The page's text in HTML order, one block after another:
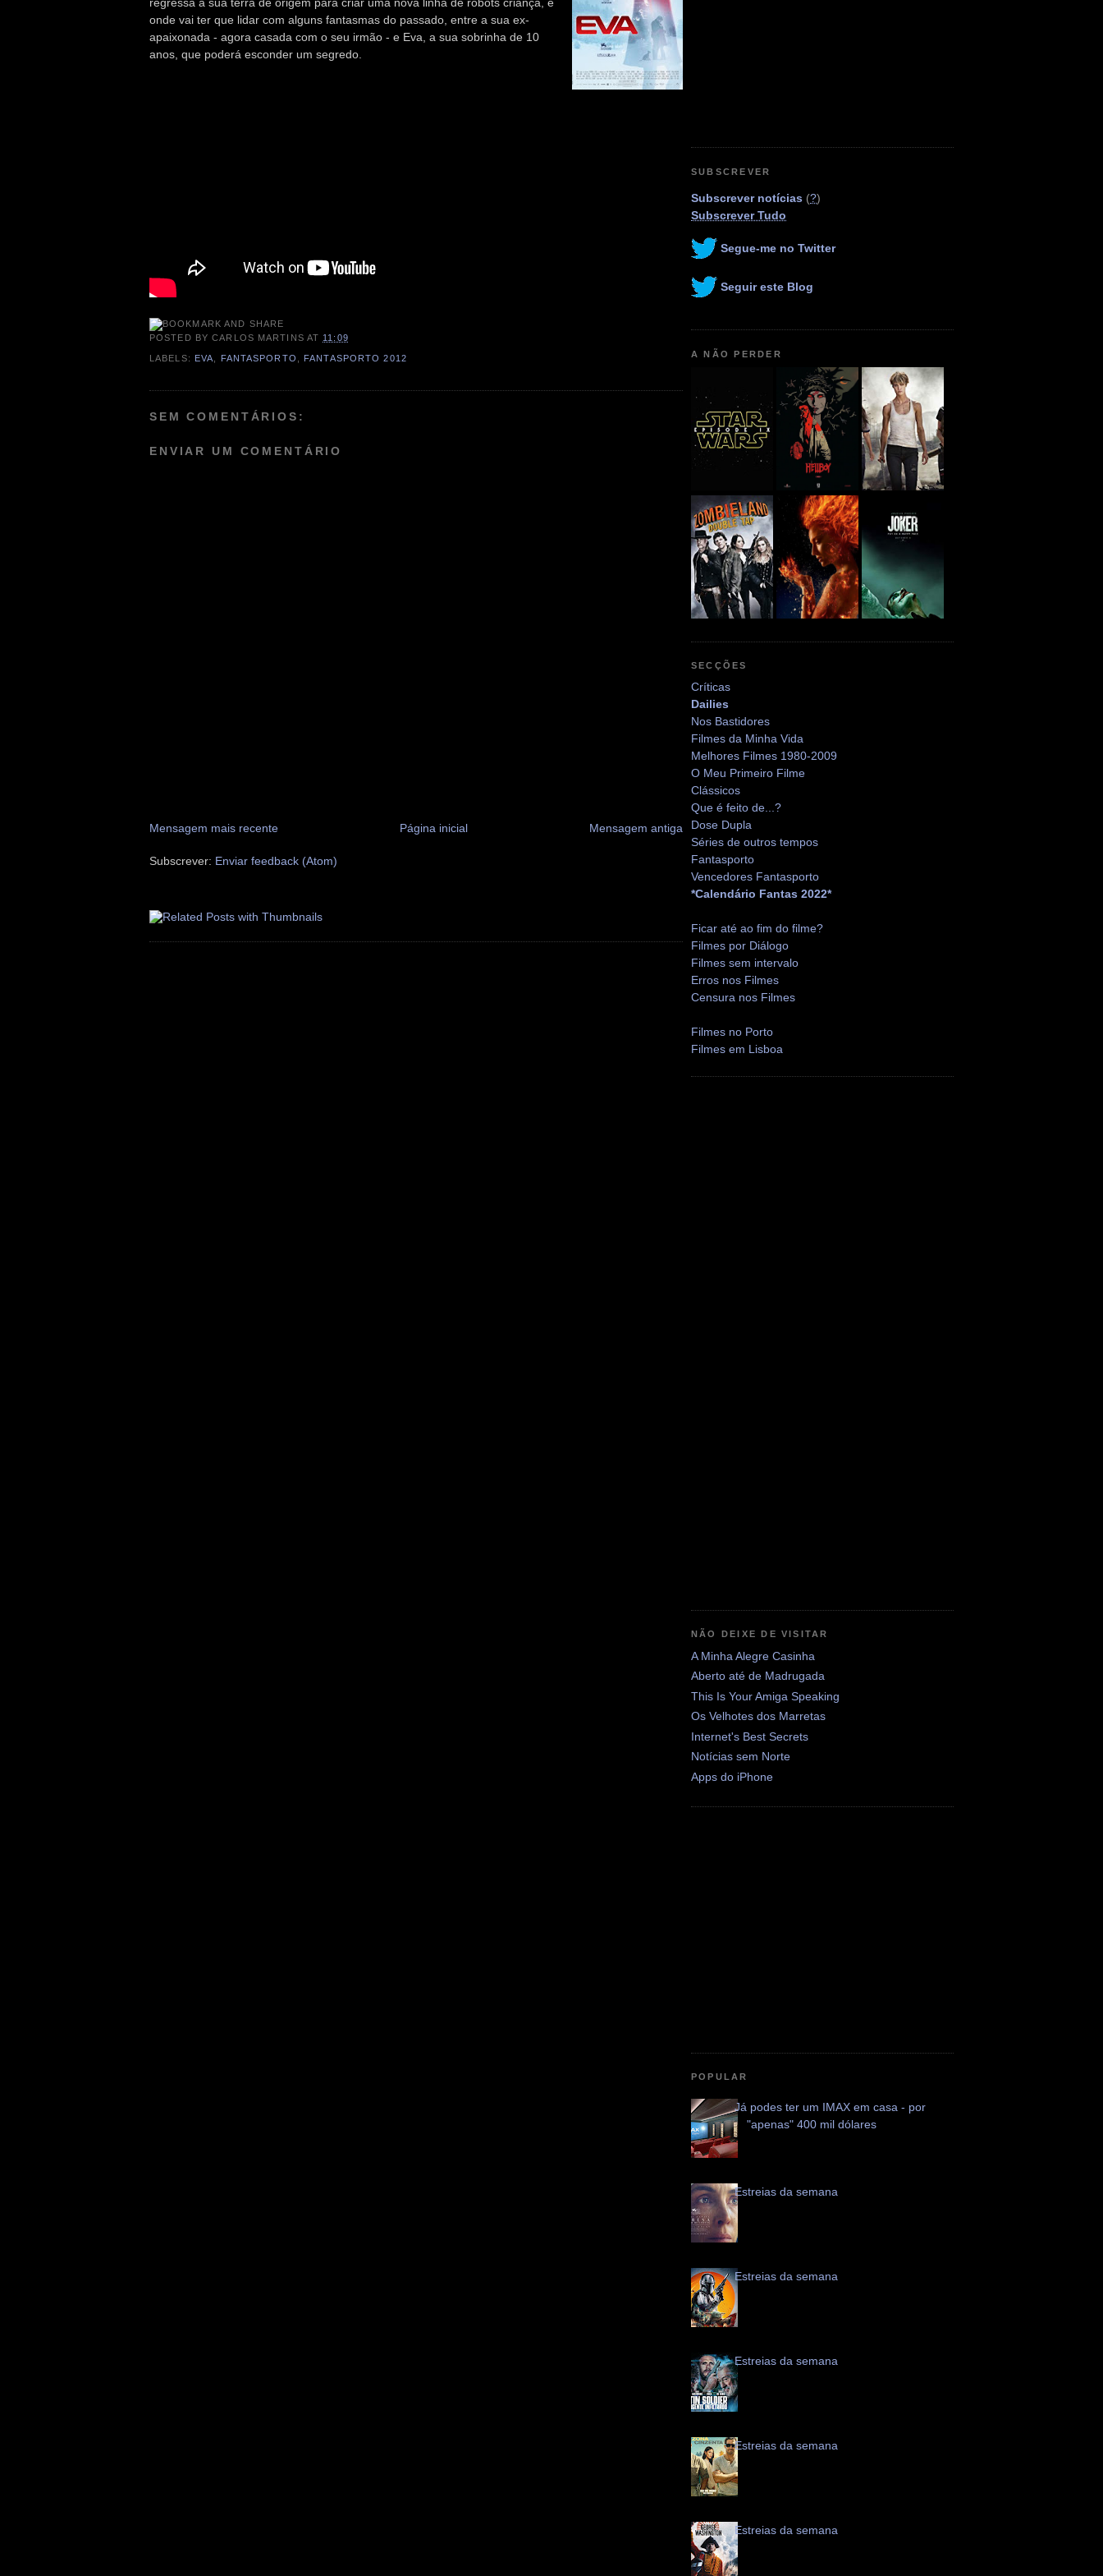
onde vai ter que lidar com alguns fantasmas do passado, entre a sua ex-
apaixonada - agora casada com o seu irmão - e Eva, a sua sobrinha de 10
anos, que poderá esconder um segredo.
POSTED BYCARLOS MARTINS AT 11:09
LABELS: EVA FANTASPORTO FANTASPORTO 2012
SEM COMENTÁRIOS:
ENVIAR UM COMENTÁRIO
Mensagem mais recente Mensagem antiga
Página inicial
Subscrever: Enviar feedback (Atom)
SUBSCREVER
Subscrever notícias (?)
Subscrever Tudo
Segue-me no Twitter
Seguir este Blog
A NÃO PERDER
SECÇÕES
Críticas
Dailies
Nos Bastidores
Filmes da Minha Vida
Melhores Filmes 1980-2009
O Meu Primeiro Filme
Clássicos
Que é feito de...?
Dose Dupla
Séries de outros tempos
Fantasporto
Vencedores Fantasporto
*Calendário Fantas 2022*
Ficar até ao fim do filme?
Filmes por Diálogo
Filmes sem intervalo
Erros nos Filmes
Censura nos Filmes
Filmes no Porto
Filmes em Lisboa
NÃO DEIXE DE VISITAR
A Minha Alegre Casinha
Aberto até de Madrugada
This Is Your Amiga Speaking
Os Velhotes dos Marretas
Internet's Best Secrets
Notícias sem Norte
Apps do iPhone
POPULAR
Já podes ter um IMAX em casa - por
"apenas" 400 mil dólares
Estreias da semana
Estreias da semana
Estreias da semana
Estreias da semana
Estreias da semana